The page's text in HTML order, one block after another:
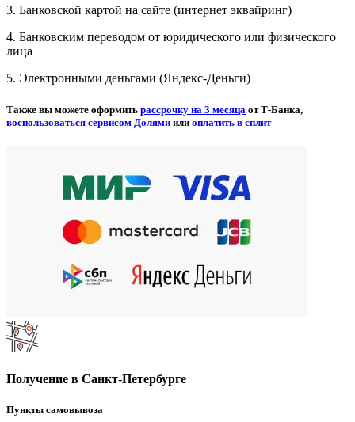
3. Банковской картой на сайте (интернет эквайринг)
4. Банковским переводом от юридического или физического
лица
5. Электронными деньгами (Яндекс-Деньги)
Также вы можете оформить рассрочку на 3 месяца от Т-Банка,
воспользоваться сервисом Долями или оплатить в сплит
Получение в Санкт-Петербурге
Пункты самовывоза